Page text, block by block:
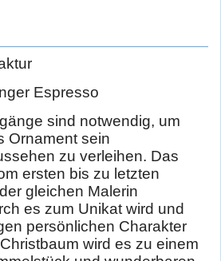
Espresso
sind notwendig, um
Ornament sein
zu verleihen. Das
ersten bis zu letzten
gleichen Malerin
es zum Unikat wird und
persönlichen Charakter
wird es zu einem